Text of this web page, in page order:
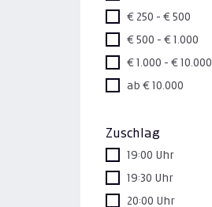
€ 250 - € 500
€ 500 - € 1.000
€ 1.000 - € 10.000
ab € 10.000
Zuschlag
19:00 Uhr
19:30 Uhr
20:00 Uhr